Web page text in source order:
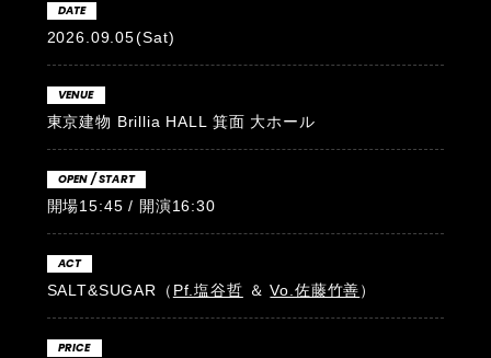
DATE
2026.09.05(Sat)
VENUE
東京建物 Brillia HALL 箕面 大ホール
OPEN / START
開場15:45 / 開演16:30
ACT
SALT&SUGAR（ Pf.塩谷哲 ＆Vo.佐藤竹善）
PRICE